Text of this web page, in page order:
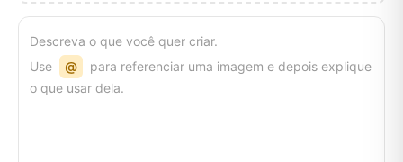
Descreva o que você quer criar.
Use
@
para referenciar uma imagem e depois explique
o que usar dela.